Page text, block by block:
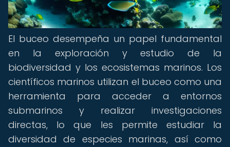
El buceo desempeña un papel fundamental
en la exploración y estudio de la
biodiversidad y los ecosistemas marinos. Los
científicos marinos utilizan el buceo como una
herramienta para acceder a entornos
submarinos y realizar investigaciones
directas, lo que les permite estudiar la
diversidad de especies marinas, así como